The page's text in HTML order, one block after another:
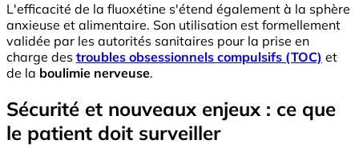
L'efficacité de la fluoxétine s'étend également à la sphère
anxieuse et alimentaire. Son utilisation est formellement
validée par les autorités sanitaires pour la prise en
charge des troubles obsessionnels compulsifs (TOC) et
de la boulimie nerveuse.
Sécurité et nouveaux enjeux : ce que
le patient doit surveiller